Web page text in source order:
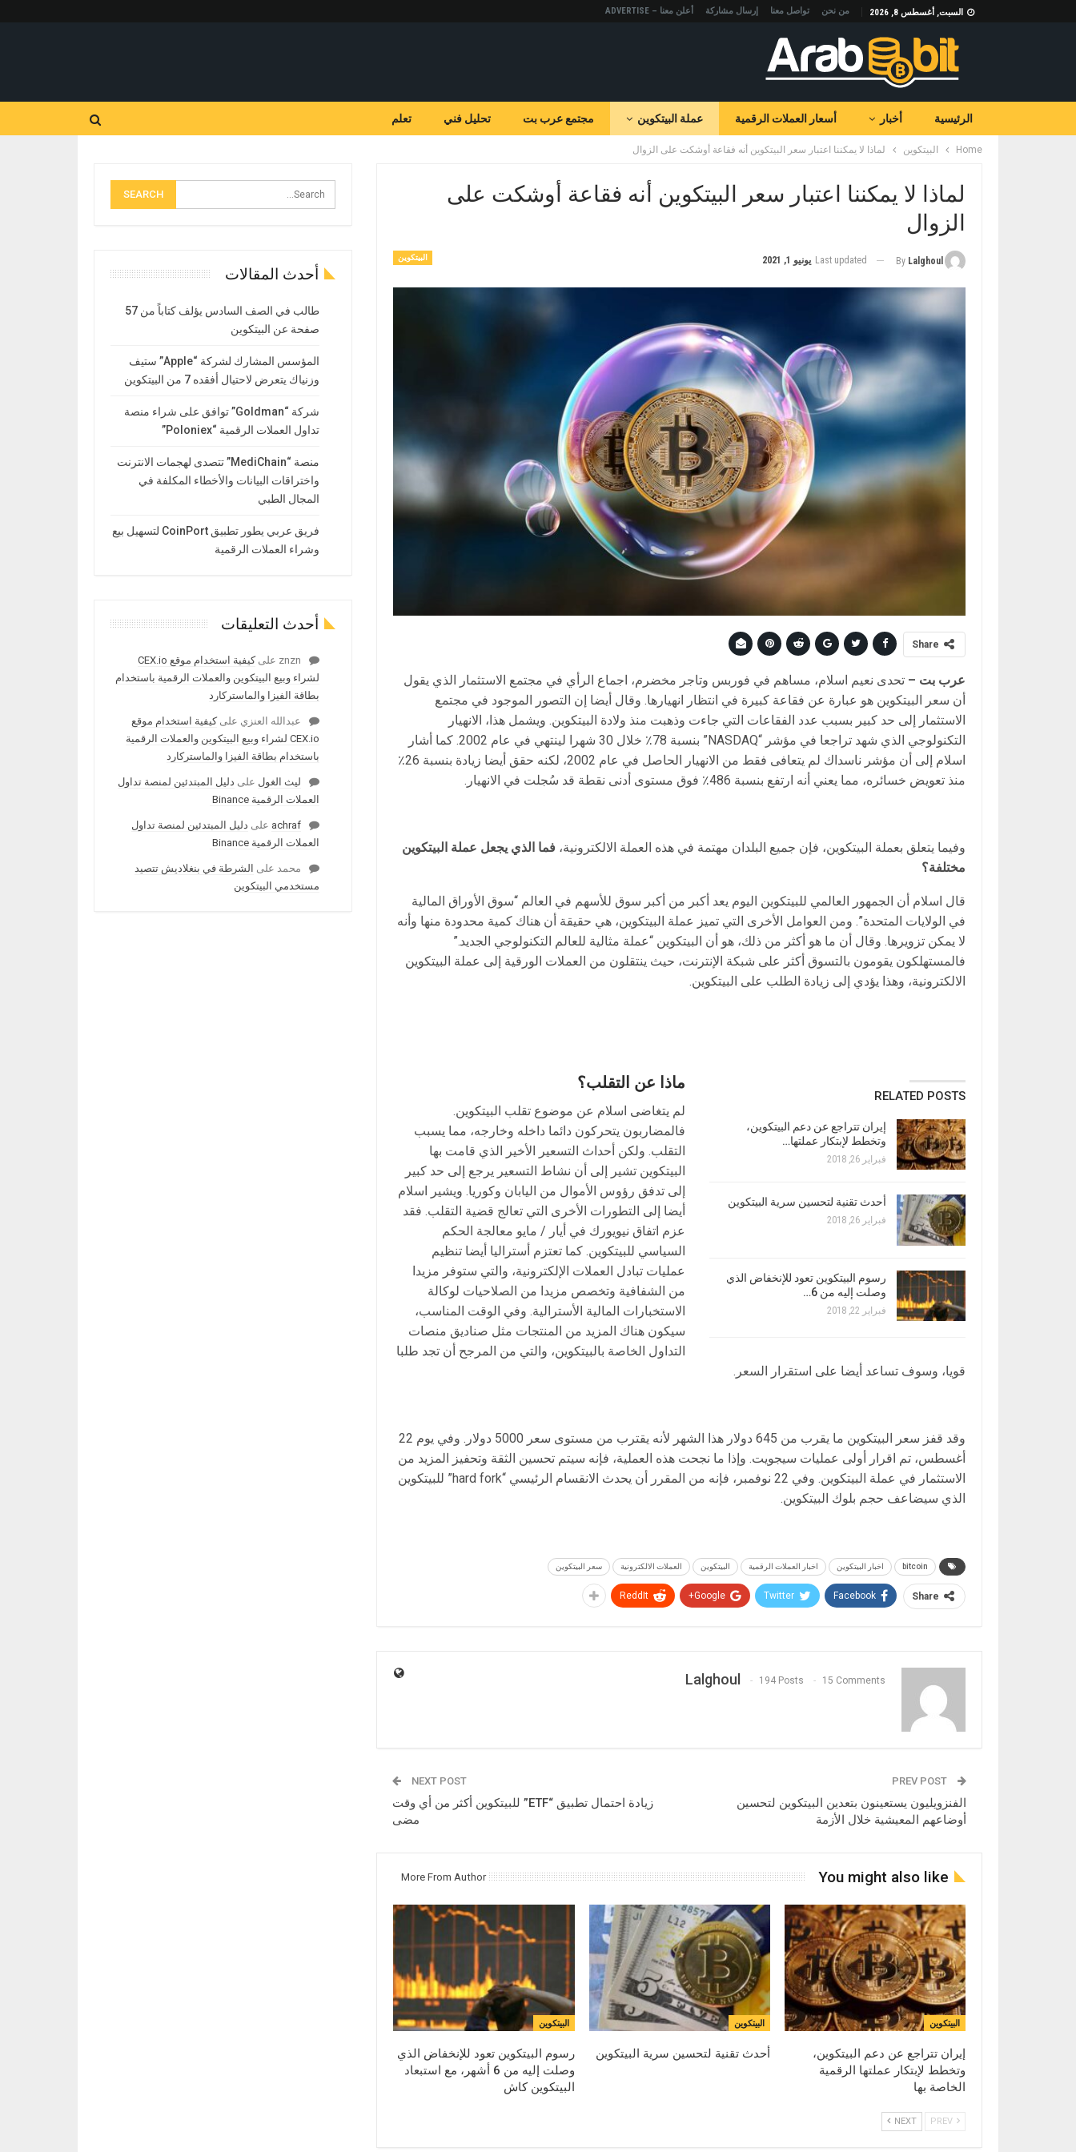
السبت, أغسطس 8, 2026 من نحن تواصل معنا إرسال مشاركة أعلن معنا – ADVERTISE
الرئيسية أخبار أسعار العملات الرقمية عملة البيتكوين مجتمع عرب بت تحليل فني تعلم
Home البيتكوين لماذا لا يمكننا اعتبار سعر البيتكوين أنه فقاعة أوشكت على الزوال
لماذا لا يمكننا اعتبار سعر البيتكوين أنه فقاعة أوشكت على
الزوال
البيتكوين By Lalghoul
Last updated يونيو 1, 2021
Share
عرب بت – تحدى نعيم اسلام، مساهم في فوربس وتاجر مخضرم، اجماع الرأي في مجتمع الاستثمار الذي يقول
أن سعر البيتكوين هو عبارة عن فقاعة كبيرة في انتظار انهيارها. وقال أيضا إن التصور الموجود في مجتمع
الاستثمار إلى حد كبير بسبب عدد الفقاعات التي جاءت وذهبت منذ ولادة البيتكوين. ويشمل هذا، الانهيار
التكنولوجي الذي شهد تراجعا في مؤشر “NASDAQ” بنسبة 78٪ خلال 30 شهرا لينتهي في عام 2002. كما أشار
اسلام إلى أن مؤشر ناسداك لم يتعافى فقط من الانهيار الحاصل في عام 2002، لكنه حقق أيضا زيادة بنسبة 26٪
منذ تعويض خسائره، مما يعني أنه ارتفع بنسبة 486٪ فوق مستوى أدنى نقطة قد سُجلت في الانهيار.
وفيما يتعلق بعملة البيتكوين، فإن جميع البلدان مهتمة في هذه العملة الالكترونية، فما الذي يجعل عملة البيتكوين
مختلفة؟
قال اسلام أن الجمهور العالمي للبيتكوين اليوم يعد أكبر من أكبر سوق للأسهم في العالم “سوق الأوراق المالية
في الولايات المتحدة”. ومن العوامل الأخرى التي تميز عملة البيتكوين، هي حقيقة أن هناك كمية محدودة منها وأنه
لا يمكن تزويرها. وقال أن ما هو أكثر من ذلك، هو أن البيتكوين “عملة مثالية للعالم التكنولوجي الجديد.”
فالمستهلكون يقومون بالتسوق أكثر على شبكة الإنترنت، حيث ينتقلون من العملات الورقية إلى عملة البيتكوين
الالكترونية، وهذا يؤدي إلى زيادة الطلب على البيتكوين.
RELATED POSTS
إيران تتراجع عن دعم البيتكوين،
وتخطط لإبتكار عملتها…
فبراير 26, 2018
أحدث تقنية لتحسين سرية البيتكوين
فبراير 26, 2018
رسوم البيتكوين تعود للإنخفاض الذي
وصلت إليه من 6…
فبراير 22, 2018
ماذا عن التقلب؟
لم يتغاضى اسلام عن موضوع تقلب البيتكوين.
فالمضاربون يتحركون دائما داخله وخارجه، مما يسبب
التقلب. ولكن أحداث التسعير الأخير الذي قامت بها
البيتكوين تشير إلى أن نشاط التسعير يرجع إلى حد كبير
إلى تدفق رؤوس الأموال من اليابان وكوريا. ويشير اسلام
أيضا إلى التطورات الأخرى التي تعالج قضية التقلب. فقد
عزم اتفاق نيويورك في أيار / مايو معالجة الحكم
السياسي للبيتكوين. كما تعتزم أستراليا أيضا تنظيم
عمليات تبادل العملات الإلكترونية، والتي ستوفر مزيدا
من الشفافية وتخصص مزيدا من الصلاحيات لوكالة
الاستخبارات المالية الأسترالية. وفي الوقت المناسب،
سيكون هناك المزيد من المنتجات مثل صناديق منصات
التداول الخاصة بالبيتكوين، والتي من المرجح أن تجد طلبا
قويا، وسوف تساعد أيضا على استقرار السعر.
وقد قفز سعر البيتكوين ما يقرب من 645 دولار هذا الشهر لأنه يقترب من مستوى سعر 5000 دولار. وفي يوم 22
أغسطس، تم اقرار أولى عمليات سيجويت. وإذا ما نجحت هذه العملية، فإنه سيتم تحسين الثقة وتحفيز المزيد من
الاستثمار في عملة البيتكوين. وفي 22 نوفمبر، فإنه من المقرر أن يحدث الانقسام الرئيسي “hard fork” للبيتكوين
الذي سيضاعف حجم بلوك البيتكوين.
bitcoin اخبار البيتكوين اخبار العملات الرقمية البيتكوين العملات الالكترونية سعر البيتكوين
Share
Facebook
Twitter
Google+
ReddIt
Lalghoul 194 Posts 15 Comments
الفنزويليون يستعينون بتعدين البيتكوين لتحسين
أوضاعهم المعيشية خلال الأزمة
NEXT POST
زيادة احتمال تطبيق “ETF” للبيتكوين أكثر من أي وقت
مضى
You might also like
More From Author
البيتكوين
إيران تتراجع عن دعم البيتكوين،
وتخطط لإبتكار عملتها الرقمية
الخاصة بها
البيتكوين
أحدث تقنية لتحسين سرية البيتكوين
البيتكوين
رسوم البيتكوين تعود للإنخفاض الذي
وصلت إليه من 6 أشهر، مع استبعاد
البيتكوين كاش
NEXT
أحدث المقالات
طالب في الصف السادس يؤلف كتاباً من 57
صفحة عن البيتكوين
المؤسس المشارك لشركة “Apple” ستيف
وزنياك يتعرض لاحتيال أفقده 7 من البيتكوين
شركة “Goldman” توافق على شراء منصة
تداول العملات الرقمية “Poloniex”
منصة “MediChain” تتصدى لهجمات الانترنت
واختراقات البيانات والأخطاء المكلفة في
المجال الطبي
فريق عربي يطور تطبيق CoinPort لتسهيل بيع
وشراء العملات الرقمية
أحدث التعليقات
znzn على
كيفية استخدام موقع CEX.io
لشراء وبيع البيتكوين والعملات الرقمية باستخدام
بطاقة الفيزا والماستركارد
عبدالله العنزي علىكيفية استخدام موقع
CEX.io لشراء وبيع البيتكوين والعملات الرقمية
باستخدام بطاقة الفيزا والماستركارد
ليث الغول على دليل المبتدئين لمنصة تداول
العملات الرقمية Binance
achraf على دليل المبتدئين لمنصة تداول
العملات الرقمية Binance
محمدعلى الشرطة في بنغلاديش تتصيد
مستخدمي البيتكوين